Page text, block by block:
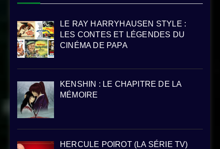
LE RAY HARRYHAUSEN STYLE :
LES CONTES ET LÉGENDES DU
CINÉMA DE PAPA
KENSHIN : LE CHAPITRE DE LA
MÉMOIRE
HERCULE POIROT (LA SÉRIE TV)